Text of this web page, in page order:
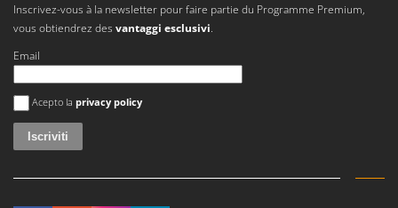
Inscrivez-vous à la newsletter pour faire partie du Programme Premium,
vous obtiendrez des vantaggi esclusivi.
Email
Si è verificato un errore
Acepto la privacy policy